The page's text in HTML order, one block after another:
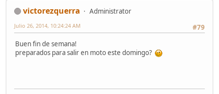
victorezquerra
Administrator
#79
Julio 26, 2014, 10:24:24 AM
Buen fin de semana!
preparados para salir en moto este domingo?